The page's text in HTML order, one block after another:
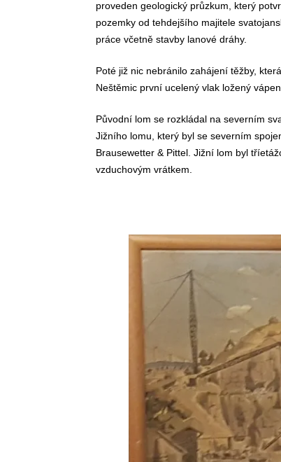
proveden geologický průzkum, který
pozemky od tehdejšího majitele
práce včetně stavby lanové dráhy.
Poté již nic nebránilo zahájení těžby,
Neštěmic první ucelený vlak ložený
Původní lom se rozkládal na severním
Jižního lomu, který byl se severním
Brausewetter & Pittel. Jižní lom byl
vzduchovým vrátkem.